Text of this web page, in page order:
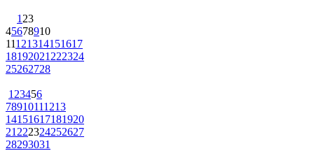
1 23
45678910
11121314151617
18192021 222324
25262728
1 23456
78910111213
14151617181920
21 222324252627
28293031